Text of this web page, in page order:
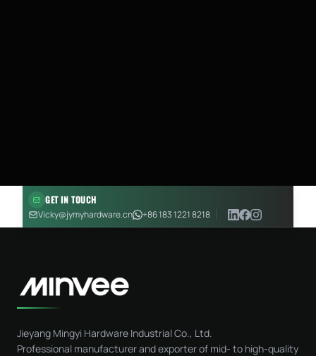
GET IN TOUCH
Vicky@jymyhardware.cn
+86 183 1221 8218
Jieyang Mingyi Hardware Industrial Co., Ltd.
Professional manufacturer and exporter of mid- to high-quality